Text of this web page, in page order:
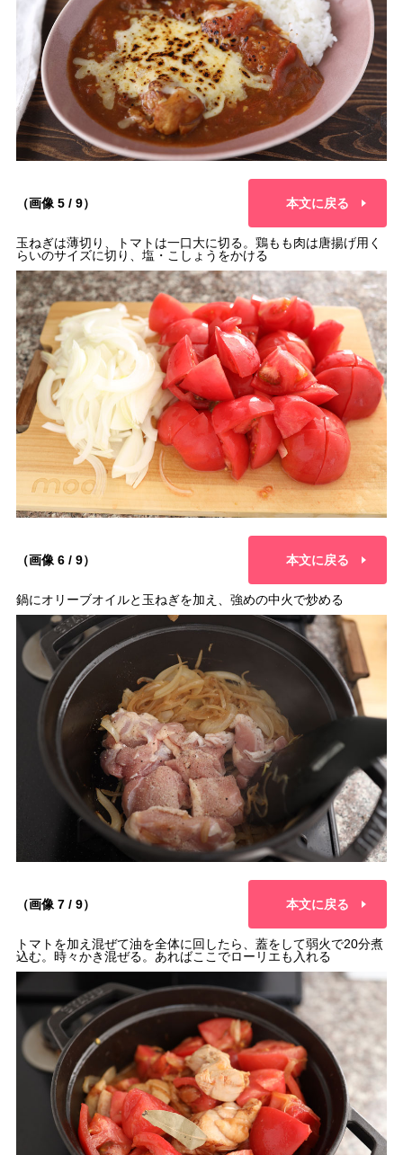
（画像 5 / 9） 本文に戻る
玉ねぎは薄切り、トマトは一口大に切る。鶏もも肉は唐揚げ用く
らいのサイズに切り、塩・こしょうをかける
（画像 6 / 9） 本文に戻る
鍋にオリーブオイルと玉ねぎを加え、強めの中火で炒める
（画像 7 / 9） 本文に戻る
トマトを加え混ぜて油を全体に回したら、蓋をして弱火で20分煮
込む。時々かき混ぜる。あればここでローリエも入れる